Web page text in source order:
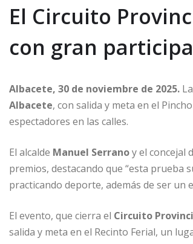
El Circuito
con gran
Albacete, 30 de noviembre de 2025.
Albacete, con salida y meta en el
espectadores en las calles.
El alcalde Manuel Serranoy el concejal
premios, destacando que “esta
practicando deporte, además de ser un
El evento, que cierra el Circuito
salida y meta en el Recinto Ferial, un